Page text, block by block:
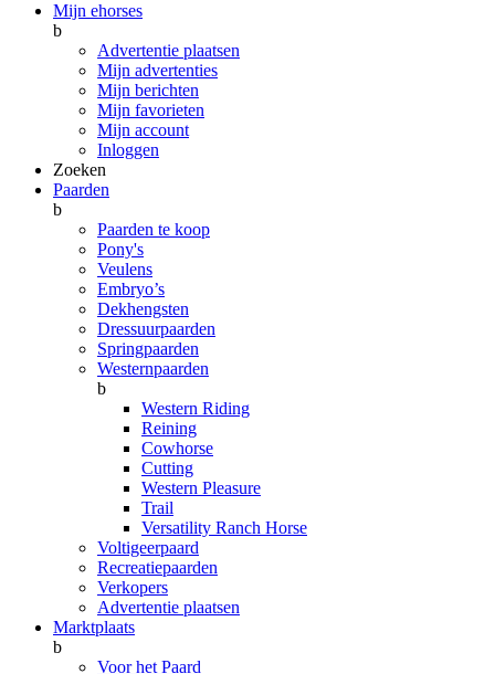
Mijn ehorses
b
Advertentie plaatsen
Mijn advertenties
Mijn berichten
Mijn favorieten
Mijn account
Inloggen
Zoeken
Paarden
b
Paarden te koop
Pony's
Veulens
Embryo’s
Dekhengsten
Dressuurpaarden
Springpaarden
Westernpaarden
b
Western Riding
Reining
Cowhorse
Cutting
Western Pleasure
Trail
Versatility Ranch Horse
Voltigeerpaard
Recreatiepaarden
Verkopers
Advertentie plaatsen
Marktplaats
b
Voor het Paard